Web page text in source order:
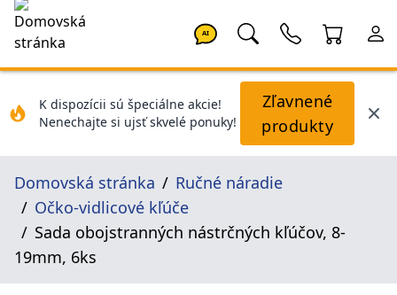
AI
K dispozícii sú špeciálne akcie!
Nenechajte si ujsť skvelé ponuky!
Zľavnené
produkty
Domovská stránka
Ručné náradie
Očko-vidlicové kľúče
Sada obojstranných nástrčných kľúčov, 8-
19mm, 6ks